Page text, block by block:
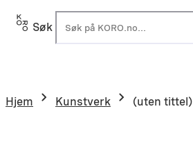
Hopp
Søk
Hjem Kunstverk (uten tittel)